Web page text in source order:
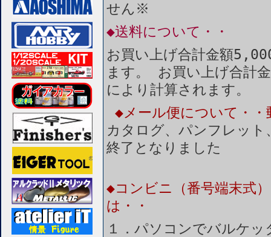
せん※
◆送料について・・
お買い上げ合計金額
ます。 お買い上げ合計
により計算されます。
◆メール便について・・
カタログ、パンフレッ
終了となりました
◆コンビニ（番号端末式
は・・
１．パソコンでバルケッ